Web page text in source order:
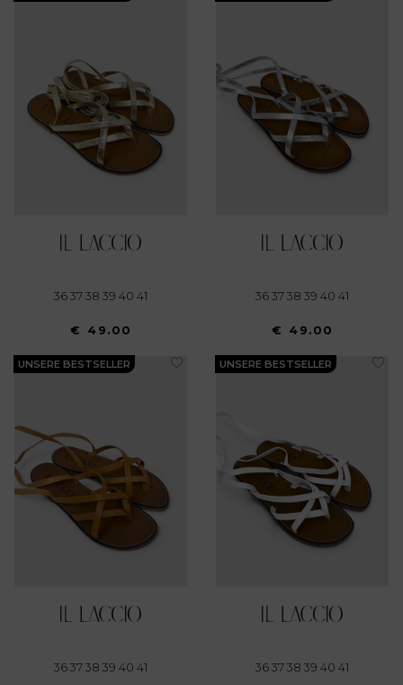
36 37 38 39 40 41
€ 49.00
36 37 38 39 40 41
€ 49.00
UNSERE BESTSELLER
36 37 38 39 40 41
UNSERE BESTSELLER
36 37 38 39 40 41